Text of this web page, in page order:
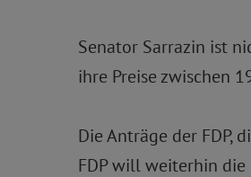
Senator Sarrazin ist
ihre Preise zwischen
Die Anträge der FDP,
FDP will weiterhin die